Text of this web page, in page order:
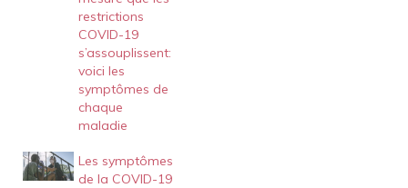
restrictions
COVID-19
s’assouplissent:
voici les
symptômes de
chaque
maladie
Les symptômes
de la COVID-19